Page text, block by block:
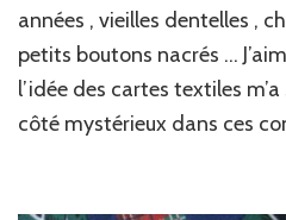
années , vieilles dentelles ,
petits boutons nacrés …
l’idée des cartes textiles
côté mystérieux dans ces